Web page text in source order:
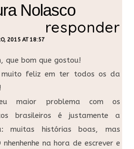
Nolasco
2015 AT 18:57
responder
que bom que gostou!
muito feliz em ter todos os da
maior problema com os
brasileiros é justamente a
muitas histórias boas, mas
nhenhenhe na hora de escrever e